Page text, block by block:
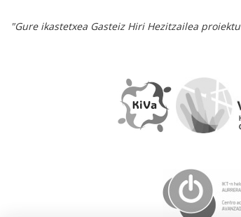
"Gure ikastetxea Gasteiz Hiri Hezitzailea